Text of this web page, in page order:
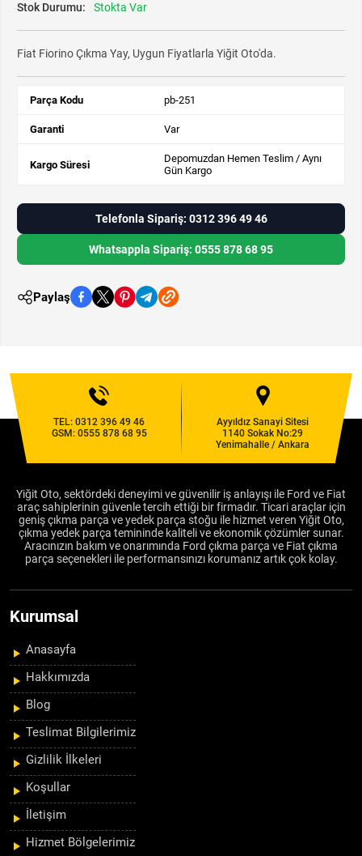
Stok Durumu: Stokta Var
Fiat Fiorino Çıkma Yay, Uygun Fiyatlarla Yiğit Oto'da.
Parça Kodu pb-251
Garanti Var
Kargo Süresi
Depomuzdan Hemen Teslim / Aynı
Gün Kargo
Telefonla Sipariş: 0312 396 49 46
Whatsappla Sipariş: 0555 878 68 95
Paylaş
TEL:0312 396 49 46
GSM: 0555 878 68 95
Ayyıldız Sanayi Sitesi
1140 Sokak No:29
Yenimahalle / Ankara
Yiğit Oto, sektördeki deneyimi ve güvenilir iş anlayışı ile Ford ve Fiat
araç sahiplerinin güvenle tercih ettiği bir firmadır. Ticari araçlar için
geniş çıkma parça ve yedek parça stoğu ile hizmet veren Yiğit Oto,
çıkma yedek parça temininde kaliteli ve ekonomik çözümler sunar.
Aracınızın bakım ve onarımında Ford çıkma parça ve Fiat çıkma
parça seçenekleri ile performansınızı korumanız artık çok kolay.
Kurumsal
Anasayfa
Hakkımızda
Blog
Teslimat Bilgilerimiz
Gizlilik İlkeleri
Koşullar
İletişim
Hizmet Bölgelerimiz